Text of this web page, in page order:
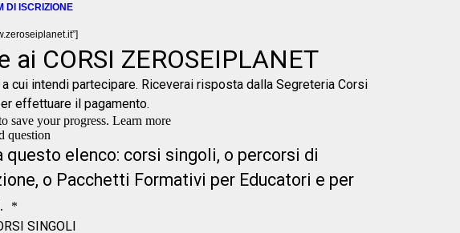
DI ISCRIZIONE